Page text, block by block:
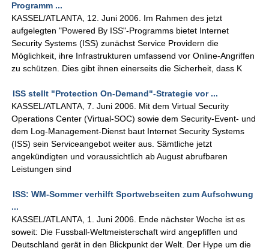
Programm ...
KASSEL/ATLANTA, 12. Juni 2006. Im Rahmen des jetzt
aufgelegten "Powered By ISS"-Programms bietet Internet
Security Systems (ISS) zunächst Service Providern die
Möglichkeit, ihre Infrastrukturen umfassend vor Online-Angriffen
zu schützen. Dies gibt ihnen einerseits die Sicherheit, dass K
ISS stellt "Protection On-Demand"-Strategie vor ...
KASSEL/ATLANTA, 7. Juni 2006. Mit dem Virtual Security
Operations Center (Virtual-SOC) sowie dem Security-Event- und
dem Log-Management-Dienst baut Internet Security Systems
(ISS) sein Serviceangebot weiter aus. Sämtliche jetzt
angekündigten und voraussichtlich ab August abrufbaren
Leistungen sind
ISS: WM-Sommer verhilft Sportwebseiten zum Aufschwung
...
KASSEL/ATLANTA, 1. Juni 2006. Ende nächster Woche ist es
soweit: Die Fussball-Weltmeisterschaft wird angepfiffen und
Deutschland gerät in den Blickpunkt der Welt. Der Hype um die